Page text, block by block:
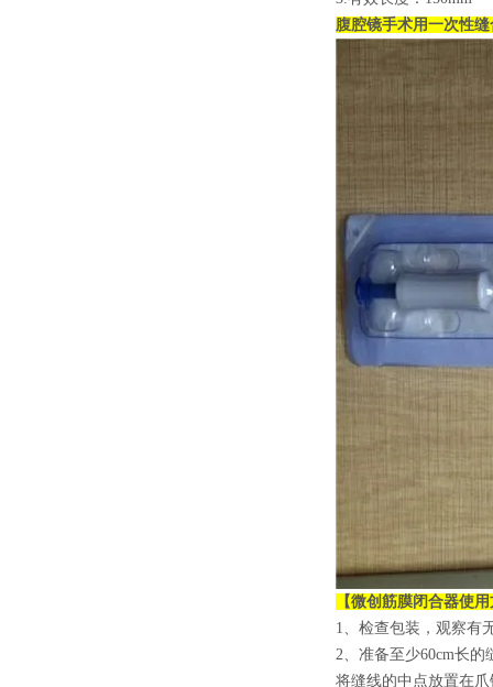
腹腔镜手术用一次性
【微创筋膜闭合器使用
1、检查包装，观察有
2、准备至少60cm长
将缝线的中点放置在